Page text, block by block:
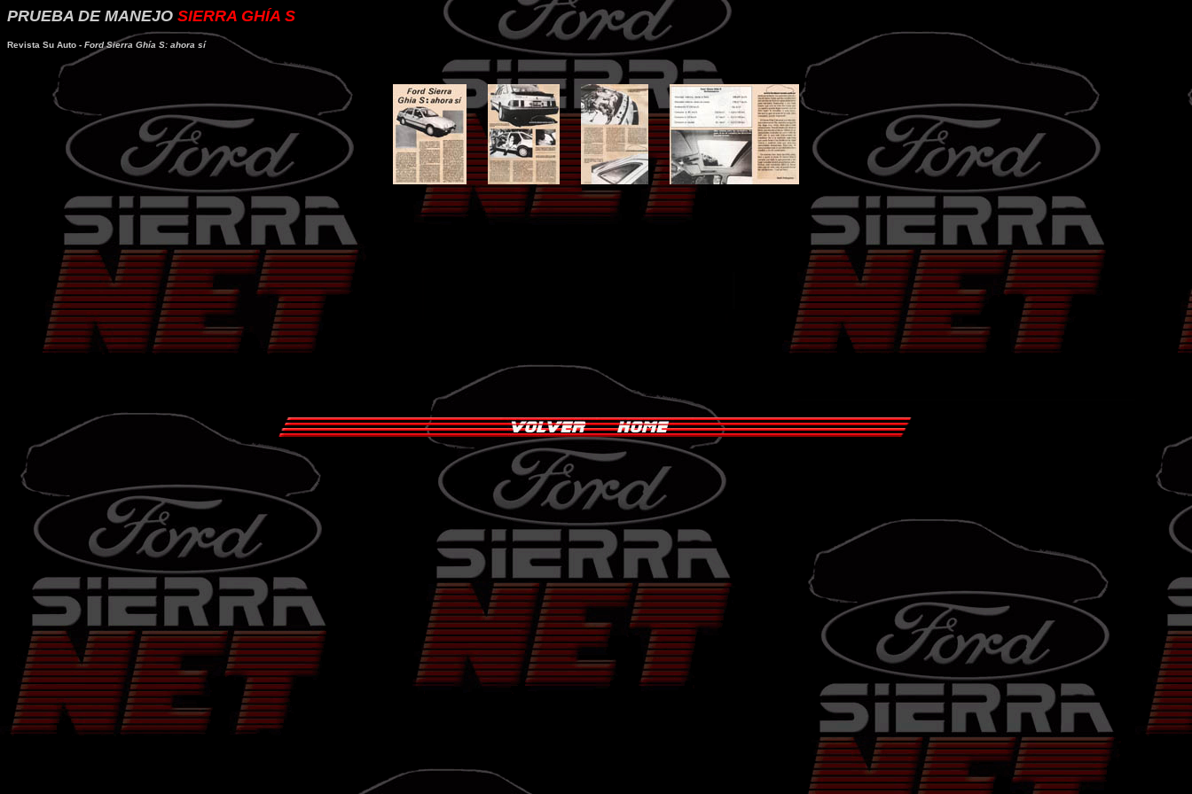
PRUEBA DE MANEJO SIERRA GHÍA S
Revista Su Auto - Ford Sierra Ghía S: ahora sí